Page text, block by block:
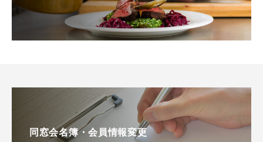
同窓会名簿・会員情報変更